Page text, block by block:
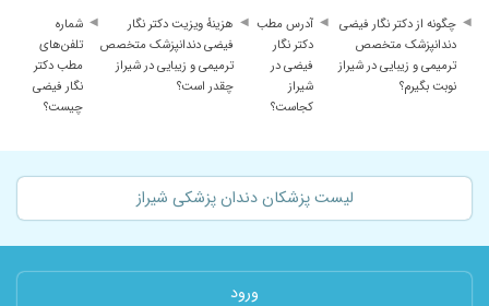
چگونه از دکتر نگار فیضی
دندانپزشک متخصص
ترمیمی و زیبایی در شیراز
نوبت بگیرم؟
آدرس مطب
دکتر نگار
فیضی در
شیراز
کجاست؟
هزینهٔ ویزیت دکتر نگار
فیضی دندانپزشک متخصص
ترمیمی و زیبایی در شیراز
چقدر است؟
شماره
تلفن‌های
مطب دکتر
نگار فیضی
چیست؟
لیست پزشکان دندان پزشکی شیراز
ورود